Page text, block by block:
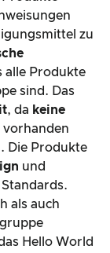
zu
alle Produkte
sind. Das
, da keine
vorhanden
Die Produkte
und
Standards.
als auch
Hello World